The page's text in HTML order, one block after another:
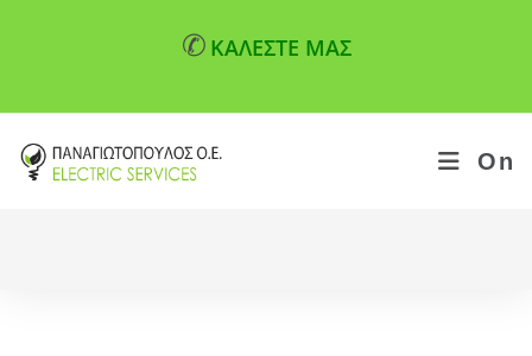
✆ ΚΑΛΕΣΤΕ ΜΑΣ
On